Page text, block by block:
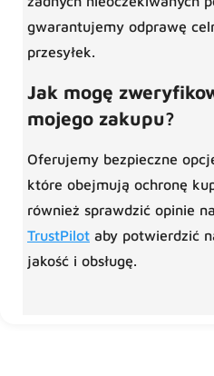
gwarantujemy odprawę
przesyłek.
Jak mogę
mojego zakupu?
Oferujemy bezpieczne
które obejmują ochronę
również sprawdzić opinie
TrustPilot aby potwierdzić
jakość i obsługę.